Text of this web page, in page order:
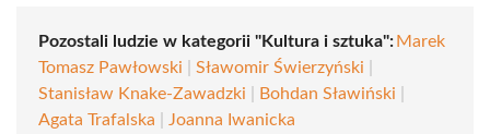
Pozostali ludzie w kategorii "Kultura i sztuka": Marek
Tomasz Pawłowski
Sławomir Świerzyński
Stanisław Knake-Zawadzki
Bohdan Sławiński
Agata Trafalska
Joanna Iwanicka